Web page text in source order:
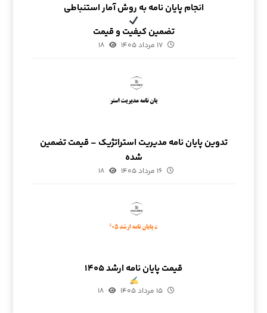
انجام پایان نامه به روش آمار استنباطی
تضمین کیفیت و قیمت
۱۷ مرداد ۱۴۰۵ ۱۸
تدوین پایان نامه مدیریت استراتژیک – قیمت تضمین
شده
۱۶ مرداد ۱۴۰۵ ۱۸
قیمت پایان نامه ارشد ۱۴۰۵
۱۵ مرداد ۱۴۰۵ ۱۸